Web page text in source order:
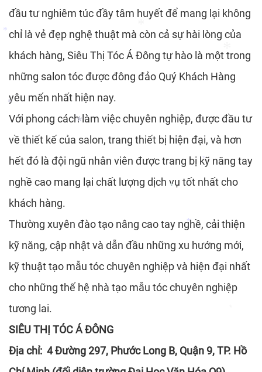
*
*
*
*
*
*
đầu tư nghiêm túc đầy tâm huyết để mang lại không
chỉ là vẻ đẹp nghệ thuật mà còn cả sự hài lòng của
khách hàng, Siêu Thị Tóc Á Đông tự hào là một trong
những salon tóc được đông đảo Quý Khách Hàng
yêu mến nhất hiện nay.
Với phong cách làm việc chuyên nghiệp, được đầu tư
về thiết kế của salon, trang thiết bị hiện đại, và hơn
hết đó là đội ngũ nhân viên được trang bị kỹ năng tay
nghề cao mang lại chất lượng dịch vụ tốt nhất cho
khách hàng.
Thường xuyên đào tạo nâng cao tay nghề, cải thiện
kỹ năng, cập nhật và dẫn đầu những xu hướng mới,
kỹ thuật tạo mẫu tóc chuyên nghiệp và hiện đại nhất
cho những thế hệ nhà tạo mẫu tóc chuyên nghiệp
tương lai.
SIÊU THỊ TÓC Á ĐÔNG
Địa chỉ: 4 Đường 297, Phước Long B, Quận 9, TP. Hồ